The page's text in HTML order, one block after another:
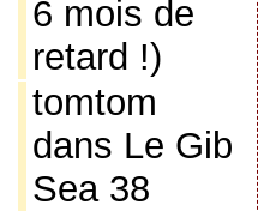
6 mois de
retard !)
tomtom
dans Le Gib
Sea 38